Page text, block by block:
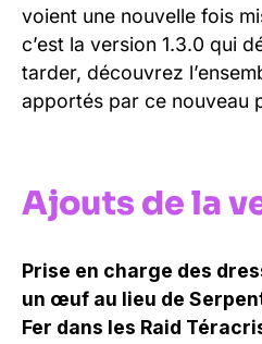
voient une nouvelle fois
c’est la version 1.3.0 qui
tarder, découvrez
apportés par ce nouveau
Ajouts de la
Prise en charge des
un œuf au lieu de
Fer dans les Raid